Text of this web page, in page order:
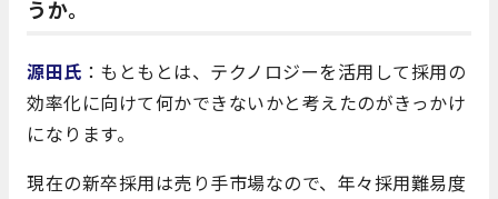
うか。
源田氏 ：もともとは、テクノロジーを活用して採用の
効率化に向けて何かできないかと考えたのがきっかけ
になります。
現在の新卒採用は売り手市場なので、年々採用難易度